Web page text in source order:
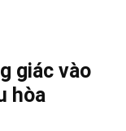
giác vào
hòa